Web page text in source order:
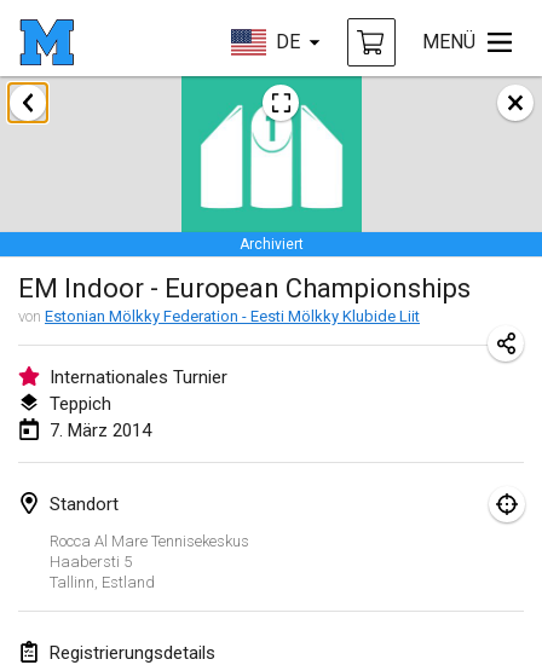
DE MENÜ
Archiviert
EM Indoor - European Championships
von Estonian Mölkky Federation - Eesti Mölkky Klubide Liit
Internationales Turnier
Teppich
7. März 2014
Standort
Rocca Al Mare Tennisekeskus
Haabersti 5
Tallinn Estland
Registrierungsdetails
Januar 2014
März 2014
EM Indoor - European Championships
7. März 2014|Estland
September 2014
MIM - Masters Individuels de Mölkky
20. Sept. 2014